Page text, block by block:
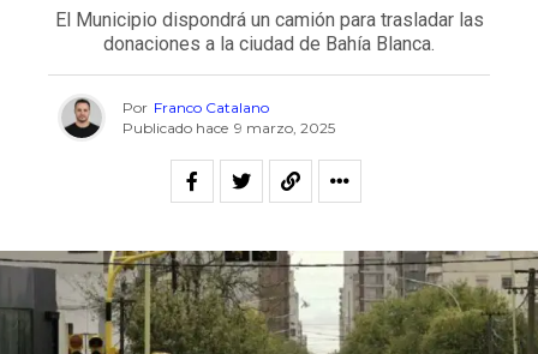
El Municipio dispondrá un camión para trasladar las
donaciones a la ciudad de Bahía Blanca.
Por Franco Catalano
Publicado hace 9 marzo, 2025